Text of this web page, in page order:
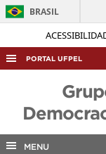
BRASIL
PORTAL UFPEL
AUDITORIA
MENU